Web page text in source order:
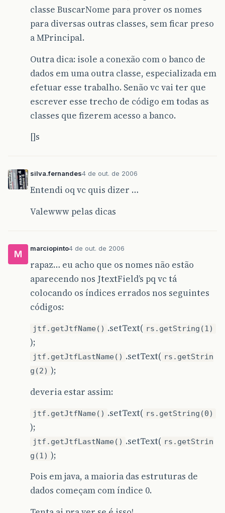
classe BuscarNome para prover os nomes
para diversas outras classes, sem ficar preso
a MPrincipal.
Outra dica: isole a conexão com o banco de
dados em uma outra classe, especializada em
efetuar esse trabalho. Senão vc vai ter que
escrever esse trecho de código em todas as
classes que fizerem acesso a banco.
[]s
silva.fernandes4 de out. de 2006
Entendi oq vc quis dizer …
Valewww pelas dicas
M
marciopinto4 de out. de 2006
rapaz… eu acho que os nomes não estão
aparecendo nos JtextField’s pq vc tá
colocando os índices errados nos seguintes
códigos:
jtf.getJtfName() .setText( rs.getString(1)
);
jtf.getJtfLastName() .setText( rs.getStrin
g(2) );
deveria estar assim:
jtf.getJtfName() .setText( rs.getString(0)
);
jtf.getJtfLastName() .setText( rs.getStrin
g(1) );
Pois em java, a maioria das estruturas de
dados começam com índice 0.